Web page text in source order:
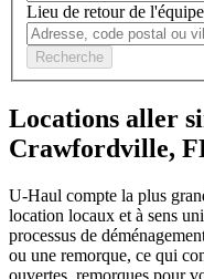
Lieu de retour de
Recherche
Locations aller
Crawfordville,
U-Haul compte la plus
location locaux et à sens
processus de
ou une remorque, ce qui
ouvertes, remorques pour